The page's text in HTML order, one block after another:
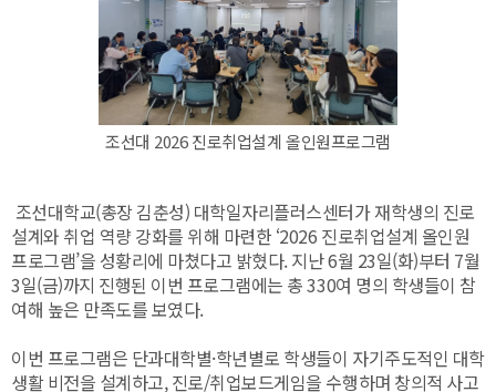
조선대 2026 진로취업설계 올인원프로그램
조선대학교(총장 김춘성) 대학일자리플러스센터가 재학생의 진로
설계와 취업 역량 강화를 위해 마련한 ‘2026 진로취업설계 올인원
프로그램’을 성황리에 마쳤다고 밝혔다. 지난 6월 23일(화)부터 7월
3일(금)까지 진행된 이번 프로그램에는 총 330여 명의 학생들이 참
여해 높은 만족도를 보였다.
이번 프로그램은 단과대학별·학년별로 학생들이 자기주도적인 대학
생활 비전을 설계하고, 진로/취업보드게임을 수행하며 창의적 사고